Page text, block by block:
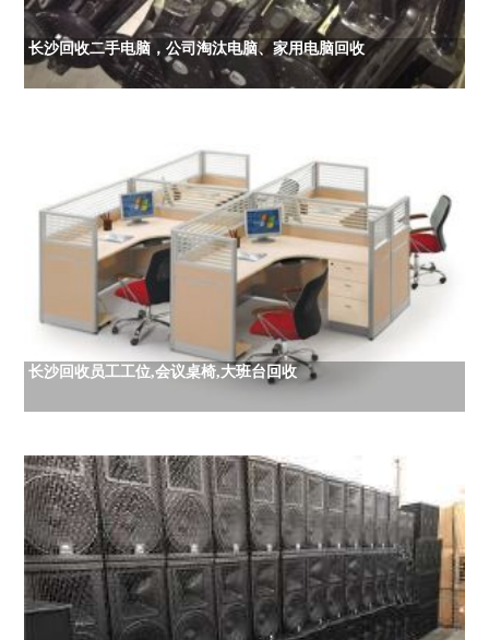
长沙回收二手电脑，公司淘汰电脑、家用电脑回收
长沙回收员工工位,会议桌椅,大班台回收